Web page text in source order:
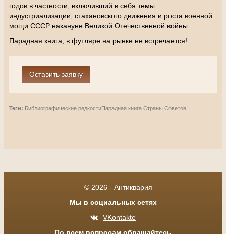
годов в частности, включивший в себя темы
индустриализации, стахановского движения и роста военной
мощи СССР накануне Великой Отечественной войны.
Парадная книга; в футляре на рынке не встречается!
Теги: Библиографические редкостиПарадная книга Страны Советов
© 2026 - Антиквария
Мы в социальных сетях
VKontakte